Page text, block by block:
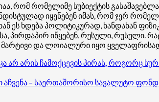
რომ რომელიმე სუბიექტის
იყენებენ იმას, რომ ჯერ
ეს ხდება პოლიტიკურად, ხანდახან
პირდაპირ იწყებენ, რუსული, რუსული.
და ლოიალური იყო
არ არის ჩამოქცევის პირას, როგორც
– საერთაშორისო სავალუტო